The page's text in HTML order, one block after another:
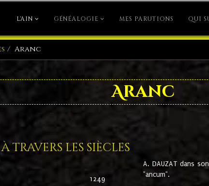
L'AIN GÉNÉALOGIE MES PARUTIONS QUI
Aranc
Aranc
travers les siècles
1249
A. DAUZAT dans
"ancum".